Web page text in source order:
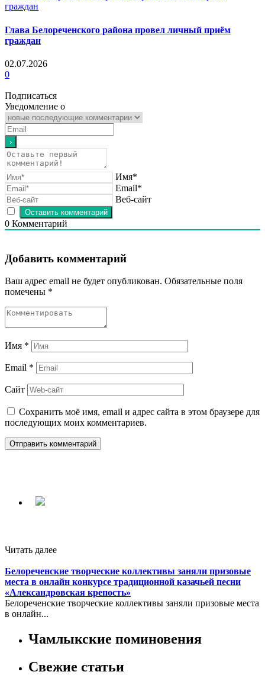
Глава Белореченского района провел личный приём
граждан
02.07.2026
0
Подписаться
Уведомление о
Имя*
Email*
Веб-сайт
0 Комментарий
Добавить комментарий
Ваш адрес email не будет опубликован. Обязательные поля
помечены *
Имя *
Email *
Сайт
Сохранить моё имя, email и адрес сайта в этом браузере для
последующих моих комментариев.
Читать далее
Белореченские творческие коллективы заняли призовые
места в онлайн конкурсе традиционной казачьей песни
«Александровская крепость»
Белореченские творческие коллективы заняли призовые места
в онлайн...
Чамлыкские поминовения
Свежие статьи